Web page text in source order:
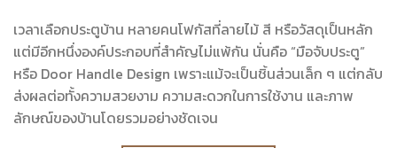
เวลาเลือกประตูบ้าน หลายคนโฟกัสที่ลายไม้ สี หรือวัสดุเป็นหลัก
แต่มีอีกหนึ่งองค์ประกอบที่สำคัญไม่แพ้กัน นั่นคือ “มือจับประตู”
หรือ Door Handle Design เพราะแม้จะเป็นชิ้นส่วนเล็ก ๆ แต่กลับ
ส่งผลต่อทั้งความสวยงาม ความสะดวกในการใช้งาน และภาพ
ลักษณ์ของบ้านโดยรวมอย่างชัดเจน